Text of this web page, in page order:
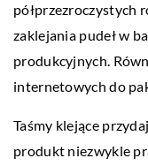
półprzezroczystych
zaklejania pudeł w
produkcyjnych.
internetowych do
Taśmy klejące
produkt niezwykle